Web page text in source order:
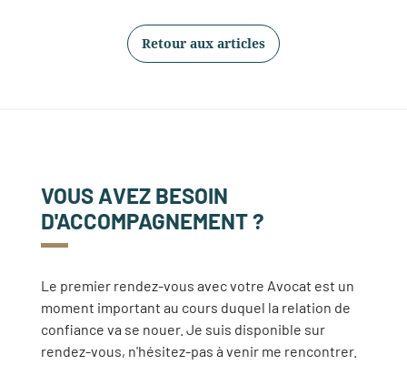
Retour aux articles
VOUS AVEZ BESOIN
D'ACCOMPAGNEMENT ?
Le premier rendez-vous avec votre Avocat est un
moment important au cours duquel la relation de
confiance va se nouer. Je suis disponible sur
rendez-vous, n'hésitez-pas à venir me rencontrer.